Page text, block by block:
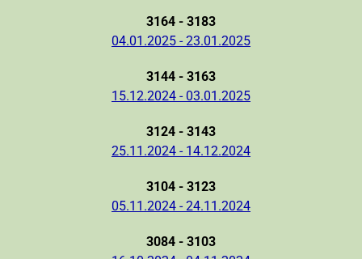
3164 - 3183
04.01.2025 - 23.01.2025
3144 - 3163
15.12.2024 - 03.01.2025
3124 - 3143
25.11.2024 - 14.12.2024
3104 - 3123
05.11.2024 - 24.11.2024
3084 - 3103